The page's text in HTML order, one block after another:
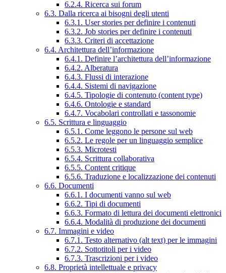
6.2.4. Ricerca sui forum
6.3. Dalla ricerca ai bisogni degli utenti
6.3.1. User stories per definire i contenuti
6.3.2. Job stories per definire i contenuti
6.3.3. Criteri di accettazione
6.4. Architettura dell’informazione
6.4.1. Definire l’architettura dell’informazione
6.4.2. Alberatura
6.4.3. Flussi di interazione
6.4.4. Sistemi di navigazione
6.4.5. Tipologie di contenuto (content type)
6.4.6. Ontologie e standard
6.4.7. Vocabolari controllati e tassonomie
6.5. Scrittura e linguaggio
6.5.1. Come leggono le persone sul web
6.5.2. Le regole per un linguaggio semplice
6.5.3. Microtesti
6.5.4. Scrittura collaborativa
6.5.5. Content critique
6.5.6. Traduzione e localizzazione dei contenuti
6.6. Documenti
6.6.1. I documenti vanno sul web
6.6.2. Tipi di documenti
6.6.3. Formato di lettura dei documenti elettronici
6.6.4. Modalità di produzione dei documenti
6.7. Immagini e video
6.7.1. Testo alternativo (alt text) per le immagini
6.7.2. Sottotitoli per i video
6.7.3. Trascrizioni per i video
6.8. Proprietà intellettuale e privacy